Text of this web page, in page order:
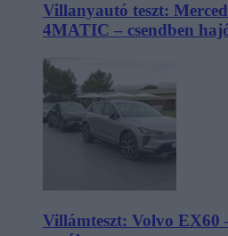
Villanyautó teszt:
4MATIC – csendben
Villámteszt: Volvo EX60